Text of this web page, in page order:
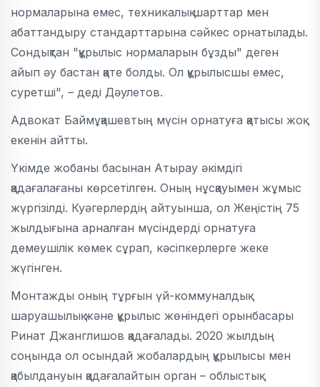
нормаларына емес, техникалық шарттар мен
абаттандыру стандарттарына сәйкес орнатылады.
Сондықтан "құрылыс нормаларын бұзды" деген
айып әу бастан қате болды. Ол құрылысшы емес,
суретші", – деді Дәулетов.
Адвокат Баймұқашевтың мүсін орнатуға қатысы жоқ
екенін айтты.
Үкімде жобаны басынан Атырау әкімдігі
қадағалағаны көрсетілген. Оның нұсқауымен жұмыс
жүргізілді. Куәгерлердің айтуынша, ол Жеңістің 75
жылдығына арналған мүсіндерді орнатуға
демеушілік көмек сұрап, кәсіпкерлерге жеке
жүгінген.
Монтажды оның тұрғын үй-коммуналдық
шаруашылық және құрылыс жөніндегі орынбасары
Ринат Джанглишов қадағалады. 2020 жылдың
соңында ол осындай жобалардың құрылысы мен
қабылдануын қадағалайтын орган – облыстық